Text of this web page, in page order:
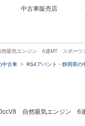
中古車販売店
然吸気エンジン 6速MT スポー
中古車 RS4アバント・静岡県の
自然吸気エンジン 6